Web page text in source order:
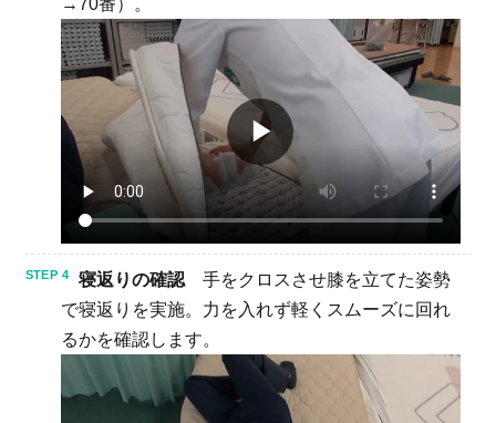
→70番）。
▶
寝返りの確認手をクロスさせ膝を立てた姿勢
で寝返りを実施。力を入れず軽くスムーズに回れ
るかを確認します。